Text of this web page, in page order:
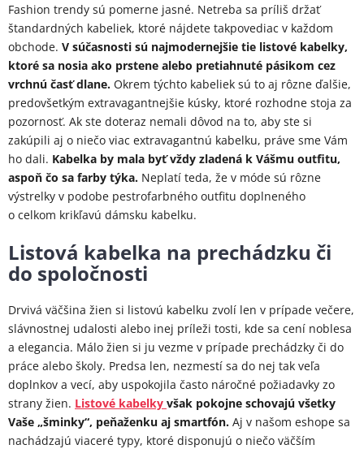
Fashion trendy sú pomerne jasné. Netreba sa príliš držať
štandardných kabeliek, ktoré nájdete takpovediac v každom
obchode. V súčasnosti sú najmodernejšie tie listové kabelky,
ktoré sa nosia ako prstene alebo pretiahnuté pásikom cez
vrchnú časť dlane. Okrem týchto kabeliek sú to aj rôzne ďalšie,
predovšetkým extravagantnejšie kúsky, ktoré rozhodne stoja za
pozornosť. Ak ste doteraz nemali dôvod na to, aby ste si
zakúpili aj o niečo viac extravagantnú kabelku, práve sme Vám
ho dali. Kabelka by mala byť vždy zladená k Vášmu outfitu,
aspoň čo sa farby týka. Neplatí teda, že v móde sú rôzne
výstrelky v podobe pestrofarbného outfitu doplneného
o celkom krikľavú dámsku kabelku.
Listová kabelka na prechádzku či
do spoločnosti
Drvivá väčšina žien si listovú kabelku zvolí len v prípade večere,
slávnostnej udalosti alebo inej príleži tosti, kde sa cení noblesa
a elegancia. Málo žien si ju vezme v prípade prechádzky či do
práce alebo školy. Predsa len, nezmestí sa do nej tak veľa
doplnkov a vecí, aby uspokojila často náročné požiadavky zo
strany žien. Listové kabelky však pokojne schovajú všetky
Vaše „šminky“, peňaženku aj smartfón. Aj v našom eshope sa
nachádzajú viaceré typy, ktoré disponujú o niečo väčším